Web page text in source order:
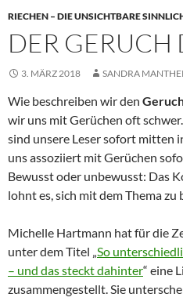
RIECHEN – DIE UNSICHTBARE
DER GERUCH
3. MÄRZ 2018 SANDRA
Wie beschreiben wir den
wir uns mit Gerüchen oft
sind unsere Leser sofort mitten
uns assoziiert mit Gerüchen
Bewusst oder unbewusst: Das
lohnt es, sich mit dem Thema zu
Michelle Hartmann hat für die
unter dem Titel „So
– und das steckt dahinter“ eine
zusammengestellt. Sie